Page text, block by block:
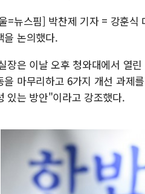
=뉴스핌] 박찬제 기자 = 강훈식
을 논의했다.
장은 이날 오후 청와대에서 열
을 마무리하고 6가지 개선 과제
있는 방안"이라고 강조했다.